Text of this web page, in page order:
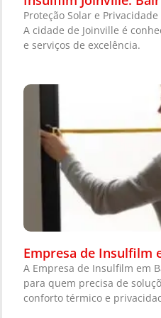
Proteção Solar e
A cidade de Joinville é
e serviços de excelência.
Empresa de Insulfilm
A Empresa de Insulfilm em
para quem precisa de
conforto térmico e